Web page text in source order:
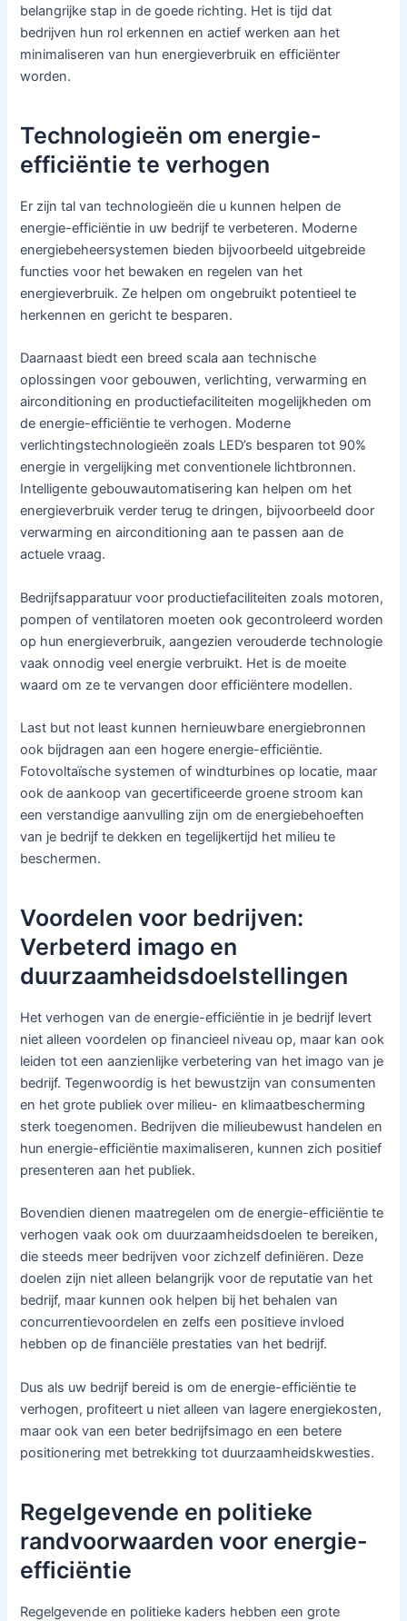
belangrijke stap in de goede richting. Het is tijd dat
bedrijven hun rol erkennen en actief werken aan het
minimaliseren van hun energieverbruik en efficiënter
worden.
Technologieën om energie-
efficiëntie te verhogen
Er zijn tal van technologieën die u kunnen helpen de
energie-efficiëntie in uw bedrijf te verbeteren. Moderne
energiebeheersystemen bieden bijvoorbeeld uitgebreide
functies voor het bewaken en regelen van het
energieverbruik. Ze helpen om ongebruikt potentieel te
herkennen en gericht te besparen.
Daarnaast biedt een breed scala aan technische
oplossingen voor gebouwen, verlichting, verwarming en
airconditioning en productiefaciliteiten mogelijkheden om
de energie-efficiëntie te verhogen. Moderne
verlichtingstechnologieën zoals LED’s besparen tot 90%
energie in vergelijking met conventionele lichtbronnen.
Intelligente gebouwautomatisering kan helpen om het
energieverbruik verder terug te dringen, bijvoorbeeld door
verwarming en airconditioning aan te passen aan de
actuele vraag.
Bedrijfsapparatuur voor productiefaciliteiten zoals motoren,
pompen of ventilatoren moeten ook gecontroleerd worden
op hun energieverbruik, aangezien verouderde technologie
vaak onnodig veel energie verbruikt. Het is de moeite
waard om ze te vervangen door efficiëntere modellen.
Last but not least kunnen hernieuwbare energiebronnen
ook bijdragen aan een hogere energie-efficiëntie.
Fotovoltaïsche systemen of windturbines op locatie, maar
ook de aankoop van gecertificeerde groene stroom kan
een verstandige aanvulling zijn om de energiebehoeften
van je bedrijf te dekken en tegelijkertijd het milieu te
beschermen.
Voordelen voor bedrijven:
Verbeterd imago en
duurzaamheidsdoelstellingen
Het verhogen van de energie-efficiëntie in je bedrijf levert
niet alleen voordelen op financieel niveau op, maar kan ook
leiden tot een aanzienlijke verbetering van het imago van je
bedrijf. Tegenwoordig is het bewustzijn van consumenten
en het grote publiek over milieu- en klimaatbescherming
sterk toegenomen. Bedrijven die milieubewust handelen en
hun energie-efficiëntie maximaliseren, kunnen zich positief
presenteren aan het publiek.
Bovendien dienen maatregelen om de energie-efficiëntie te
verhogen vaak ook om duurzaamheidsdoelen te bereiken,
die steeds meer bedrijven voor zichzelf definiëren. Deze
doelen zijn niet alleen belangrijk voor de reputatie van het
bedrijf, maar kunnen ook helpen bij het behalen van
concurrentievoordelen en zelfs een positieve invloed
hebben op de financiële prestaties van het bedrijf.
Dus als uw bedrijf bereid is om de energie-efficiëntie te
verhogen, profiteert u niet alleen van lagere energiekosten,
maar ook van een beter bedrijfsimago en een betere
positionering met betrekking tot duurzaamheidskwesties.
Regelgevende en politieke
randvoorwaarden voor energie-
efficiëntie
Regelgevende en politieke kaders hebben een grote